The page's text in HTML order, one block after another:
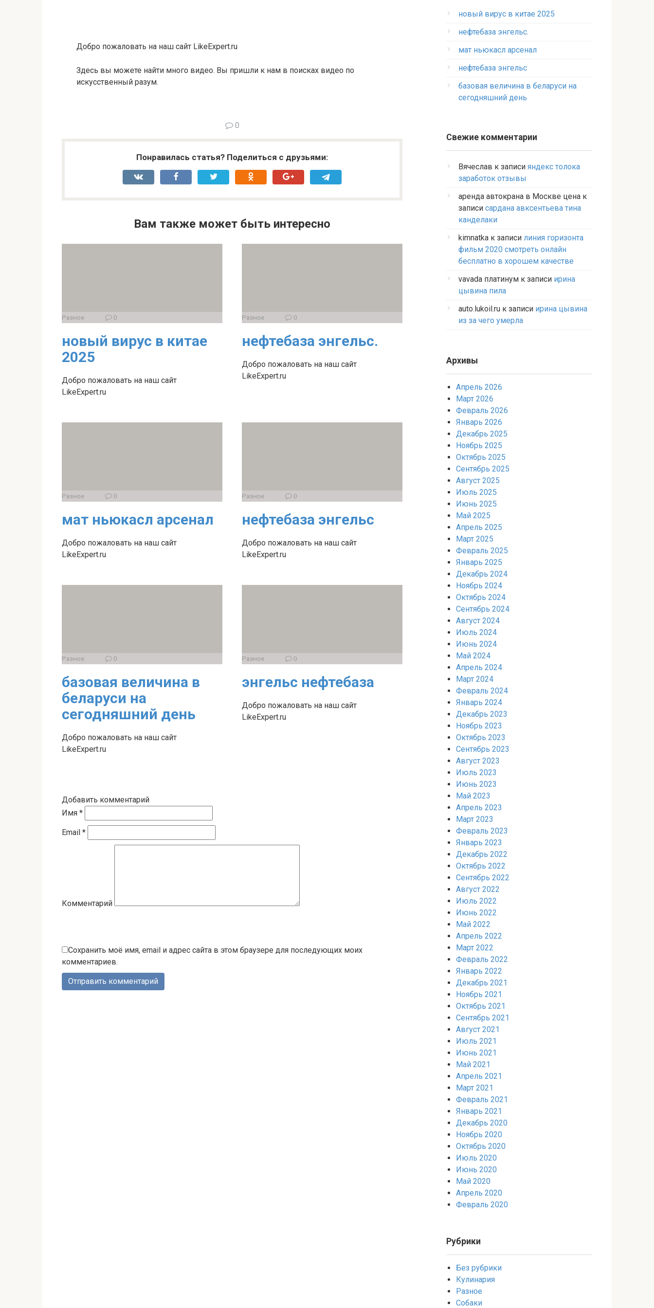
Добро пожаловать на наш сайт LikeExpert.ru
Здесь вы можете найти много видео. Вы пришли к нам в поисках видео по
искусственный разум.
0
Понравилась статья? Поделиться с друзьями:
Вам также может быть интересно
Разное 0
новый вирус в китае
2025
Добро пожаловать на наш сайт
LikeExpert.ru
Разное 0
нефтебаза энгельс.
Добро пожаловать на наш сайт
LikeExpert.ru
Разное 0
мат ньюкасл арсенал
Добро пожаловать на наш сайт
LikeExpert.ru
Разное 0
нефтебаза энгельс
Добро пожаловать на наш сайт
LikeExpert.ru
Разное 0
базовая величина в
беларуси на
сегодняшний день
Добро пожаловать на наш сайт
LikeExpert.ru
Разное 0
энгельс нефтебаза
Добро пожаловать на наш сайт
LikeExpert.ru
Добавить комментарий
Имя *
Email *
Комментарий
Сохранить моё имя, email и адрес сайта в этом браузере для последующих моих
комментариев.
новый вирус в китае 2025
нефтебаза энгельс.
мат ньюкасл арсенал
нефтебаза энгельс
базовая величина в беларуси на
сегодняшний день
Свежие комментарии
Вячеслав к записи яндекс толока
заработок отзывы
аренда автокрана в Москве цена к
записи сардана авксентьева тина
канделаки
kimnatka к записи линия горизонта
фильм 2020 смотреть онлайн
бесплатно в хорошем качестве
vavada платинум к записи ирина
цывина пила
auto.lukoil.ru к записи ирина цывина
из за чего умерла
Архивы
Апрель 2026
Март 2026
Февраль 2026
Январь 2026
Декабрь 2025
Ноябрь 2025
Октябрь 2025
Сентябрь 2025
Август 2025
Июль 2025
Июнь 2025
Май 2025
Апрель 2025
Март 2025
Февраль 2025
Январь 2025
Декабрь 2024
Ноябрь 2024
Октябрь 2024
Сентябрь 2024
Август 2024
Июль 2024
Июнь 2024
Май 2024
Апрель 2024
Март 2024
Февраль 2024
Январь 2024
Декабрь 2023
Ноябрь 2023
Октябрь 2023
Сентябрь 2023
Август 2023
Июль 2023
Июнь 2023
Май 2023
Апрель 2023
Март 2023
Февраль 2023
Январь 2023
Декабрь 2022
Октябрь 2022
Сентябрь 2022
Август 2022
Июль 2022
Июнь 2022
Май 2022
Апрель 2022
Март 2022
Февраль 2022
Январь 2022
Декабрь 2021
Ноябрь 2021
Октябрь 2021
Сентябрь 2021
Август 2021
Июль 2021
Июнь 2021
Май 2021
Апрель 2021
Март 2021
Февраль 2021
Январь 2021
Декабрь 2020
Ноябрь 2020
Октябрь 2020
Июль 2020
Июнь 2020
Май 2020
Апрель 2020
Февраль 2020
Рубрики
Без рубрики
Кулинария
Разное
Собаки